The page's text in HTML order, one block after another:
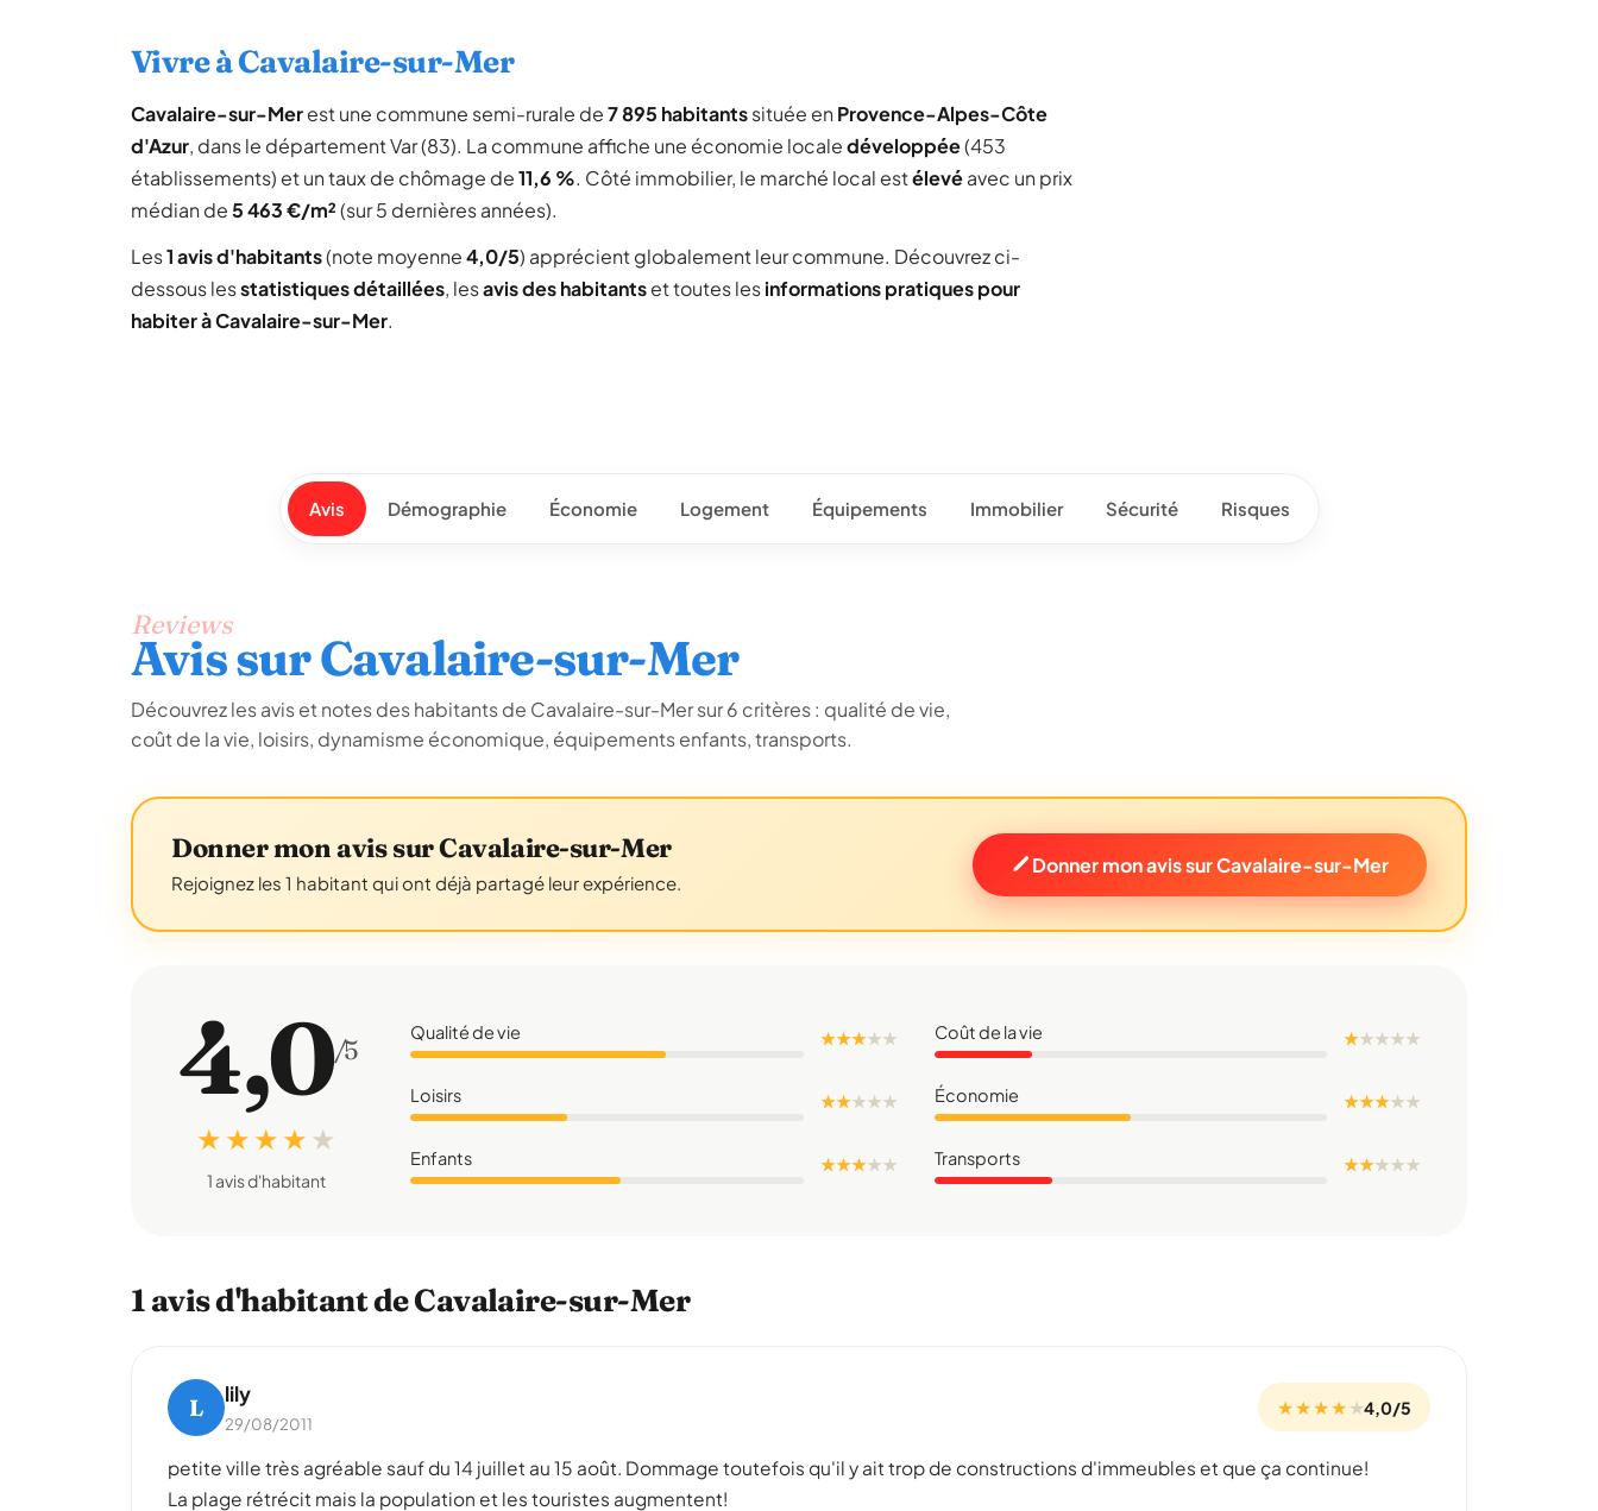
Vivre à Cavalaire-sur-Mer
Cavalaire-sur-Merest une commune semi-rurale de7 895 habitantssituée en Provence-Alpes-Côte
d'Azur, dans le département Var (83). La commune affiche une économie localedéveloppée(453
établissements) et un taux de chômage de11,6 %. Côté immobilier, le marché local estélevéavec un prix
médian de5 463 €/m²(sur 5 dernières années).
Les1 avis d'habitants(note moyenne4,0/5) apprécient globalement leur commune. Découvrez ci-
dessous lesstatistiques détaillées, lesavis des habitantset toutes lesinformations pratiques pour
habiter à Cavalaire-sur-Mer.
Avis Démographie Économie Logement Équipements Immobilier Sécurité Risques
Reviews
Avis sur Cavalaire-sur-Mer
Découvrez les avis et notes des habitants de Cavalaire-sur-Mer sur 6 critères : qualité de vie,
coût de la vie, loisirs, dynamisme économique, équipements enfants, transports.
Donner mon avis sur Cavalaire-sur-Mer
Rejoignez les 1 habitant qui ont déjà partagé leur expérience.
Donner mon avis sur Cavalaire-sur-Mer
4,0/5
★ ★ ★ ★ ★
1 avis d'habitant
Qualité de vie ★ ★ ★★★ Coût de la vie ★★★★★
Loisirs ★ ★★★★ Économie ★ ★ ★★★
Enfants ★ ★ ★★★ Transports ★ ★★★★
1 avis d'habitant de Cavalaire-sur-Mer
L lily
29/08/2011
★ ★ ★ ★★4,0/5
petite ville très agréable sauf du 14 juillet au 15 août. Dommage toutefois qu'il y ait trop de constructions d'immeubles et que ça continue!
La plage rétrécit mais la population et les touristes augmentent!